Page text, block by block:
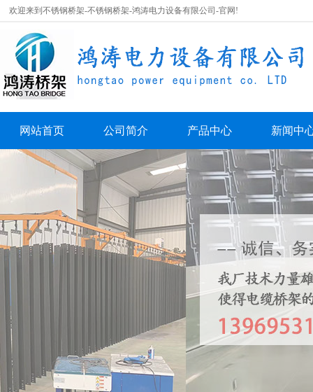
欢迎来到不锈钢桥架-不锈钢桥架-鸿涛电力设备有限公司-官网!
网站首页 公司简介 产品中心 新闻中